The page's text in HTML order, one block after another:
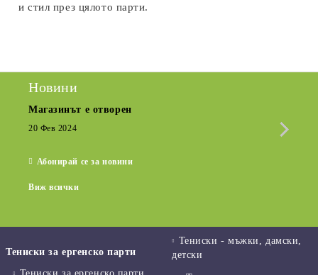
и стил през цялото парти.
Новини
Магазинът е отворен
20 Фев 2024
Абонирай се за новини
Виж всички
Тениски за ергенско парти
Тениски - мъжки, дамски,
детски